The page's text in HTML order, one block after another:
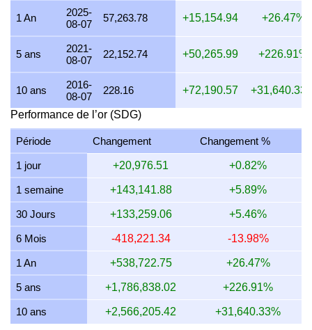
18 juillet 2026 2,110,190.76 67,842.63
17 juillet 2026 2,110,190.76 67,842.63 67,842,633.03
16 juillet 2026 2,093,376.49 67,302.05
15 juillet 2026 2,135,924.80 68,669.98 68,669,982.22
2,135,924.80
13 juillet 2026 2,101,750.00 67,571.26 67,571,262.50
12 juillet 2026 2,162,294.24 69,517.76 69,517,759.77
11 juillet 2026 2,162,294.24 69,517.76 69,517,759.77
10 juillet 2026 2,153,432.38 69,232.85 69,232,850.92
9 juillet 2026 2,171,229.34 69,805.02 69,805,023.24
1 An
2025-
08-07
57,263.78 +15,154.94 +26.47%
5 ans
2021-
08-07
22,152.74 +50,265.99 +226.91%
10 ans
2016-
08-07
228.16 +72,190.57
Performance de l’or (SDG)
Période Changement Changement %
1 jour +20,976.51 +0.82%
1 semaine +143,141.88 +5.89%
30 Jours +133,259.06 +5.46%
6 Mois -418,221.34 -13.98%
1 An +538,722.75 +26.47%
5 ans +1,786,838.02 +226.91%
10 ans +2,566,205.42 +31,640.33%